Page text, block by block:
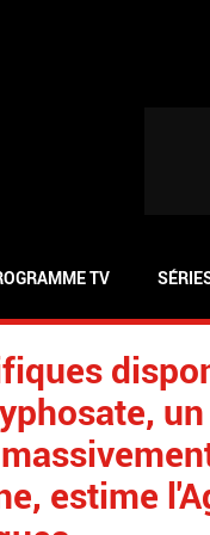
TV
estime